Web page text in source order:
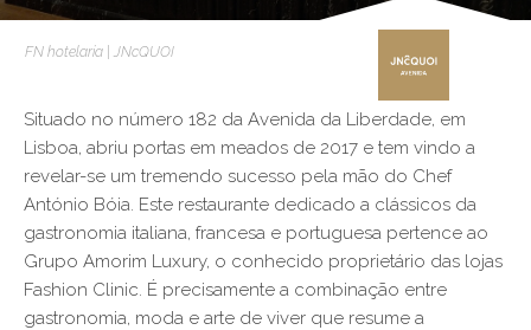
FN hotelaria | JNcQUOI
Situado no número 182 da Avenida da Liberdade, em
Lisboa, abriu portas em meados de 2017 e tem vindo a
revelar-se um tremendo sucesso pela mão do Chef
António Bóia. Este restaurante dedicado a clássicos da
gastronomia italiana, francesa e portuguesa pertence ao
Grupo Amorim Luxury, o conhecido proprietário das lojas
Fashion Clinic. É precisamente a combinação entre
gastronomia, moda e arte de viver que resume a